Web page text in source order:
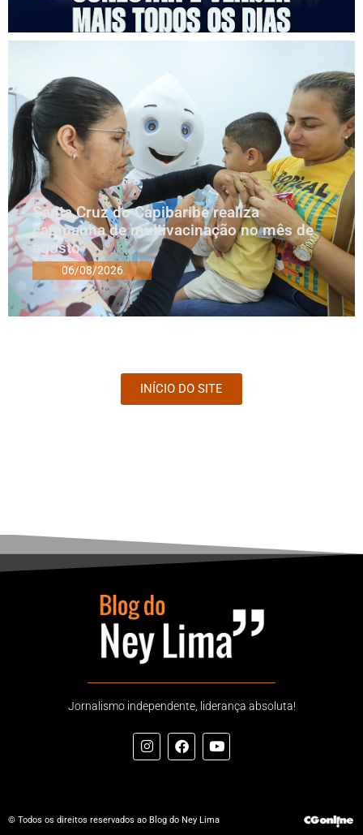
Santa Cruz do Capibaribe realiza
campanha de multivacinação no mês de
agosto
06/08/2026
INÍCIO DO SITE
Jornalismo independente, liderança absoluta!
© Todos os direitos reservados ao Blog do Ney Lima